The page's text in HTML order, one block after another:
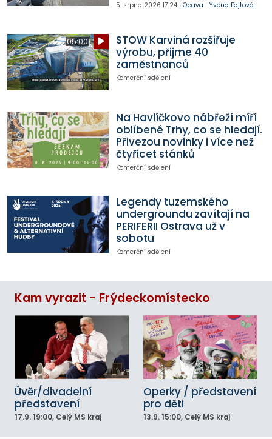
5. srpna 2026 17:24| Opava | Yvona Fajtová
05:00
STOW Karviná rozšiřuje
výrobu, přijme 40
zaměstnanců
Komerční sdělení
Na Havlíčkovo nábřeží míří
oblíbené Trhy, co se hledají.
Přivezou novinky i více než
čtyřicet stánků
Komerční sdělení
Legendy tuzemského
undergroundu zavítají na
PERIFERII Ostrava už v
sobotu
Komerční sdělení
Kam vyrazit - Frýdeckomístecko
Úvěr/divadelní
představení
17.9. 19:00, Celý MS kraj
Operky / představení
pro děti
13.9. 15:00, Celý MS kraj